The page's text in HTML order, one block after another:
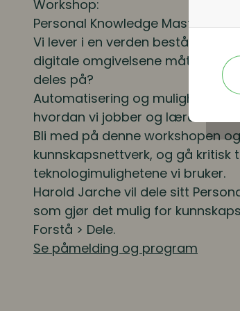
Workshop:
Personal Knowledge Mastery
Vi lever i en verden bestående
digitale omgivelsene måten
deles på?
Automatisering og muligheten
hvordan vi jobber og lærer.
Bli med på denne workshopen
kunnskapsnettverk, og gå kritisk
teknologimulighetene vi bruker.
Harold Jarche vil dele sitt
som gjør det mulig for
Forstå > Dele.
Se påmelding og program